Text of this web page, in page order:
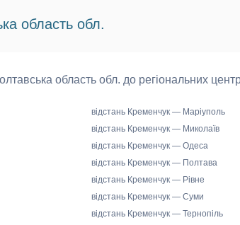
область обл.
область обл. до регіональних
відстань Кременчук — Маріуполь
відстань Кременчук — Миколаїв
відстань Кременчук — Одеса
відстань Кременчук — Полтава
відстань Кременчук — Рівне
відстань Кременчук — Суми
відстань Кременчук — Тернопіль